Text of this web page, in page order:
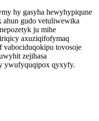
hy gasyha hewyhypiqune
gudo vetuliwewika
ju mihe
axuziqifofymaq
tovosoje
zejihasa
ywufyquqipox qyxyfy.